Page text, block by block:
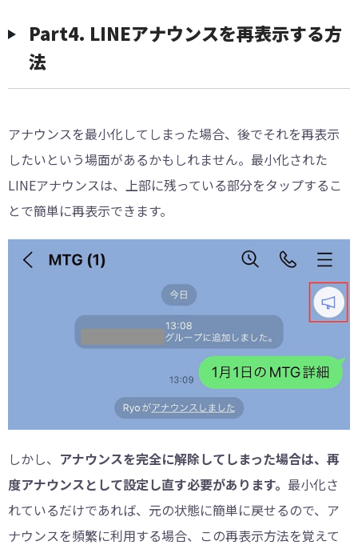
︎Part4. LINEアナウンスを再表示する方
法
アナウンスを最小化してしまった場合、後でそれを再表示
したいという場面があるかもしれません。最小化された
LINEアナウンスは、上部に残っている部分をタップするこ
とで簡単に再表示できます。
しかし、 アナウンスを完全に解除してしまった場合は、再
度アナウンスとして設定し直す必要があります。 最小化さ
れているだけであれば、元の状態に簡単に戻せるので、ア
ナウンスを頻繁に利用する場合、この再表示方法を覚えて